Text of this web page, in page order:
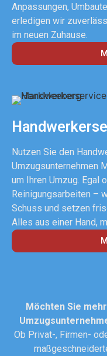
Anpassungen,
erledigen wir
im neuen Zuhause.
Nutzen Sie den
Umzugsunternehmen
um Ihren Umzug. Egal
Reinigungsarbeiten –
Schuss und setzen
Alles aus einer Hand,
Möchten Sie
Ob Privat-, Firmen-